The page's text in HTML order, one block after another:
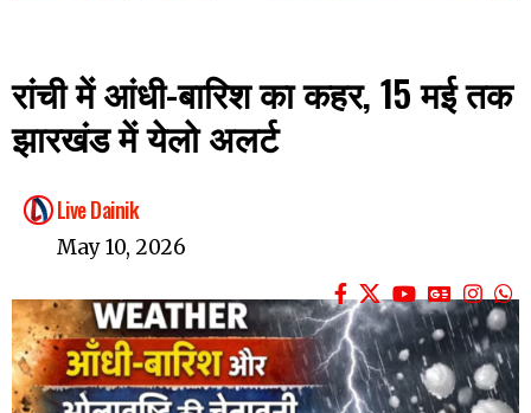
रांची में आंधी-बारिश का कहर, 15 मई तक
झारखंड में येलो अलर्ट
Live Dainik
May 10, 2026